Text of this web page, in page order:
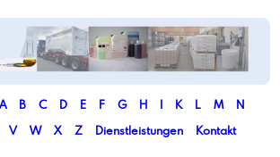
A B C D E F G H I K L M
N
V W X Z Dienstleistungen
Kontakt